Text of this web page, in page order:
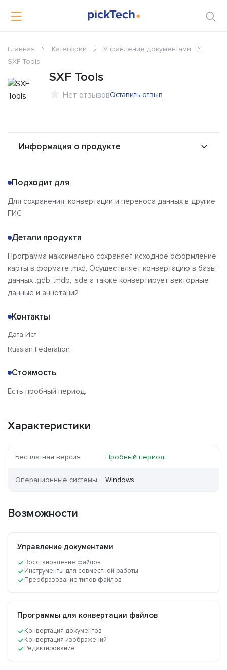
Главная Категории
Управление документами
SXF Tools
SXF Tools
Нет отзывовОставить отзыв
Информация о продукте
Стоимость
Сравнения
Отзывы
Подходит для
Для сохранения, конвертации и переноса данных в другие
ГИС
Детали продукта
Программа максимально сохраняет исходное оформление
карты в формате .mxd, Осуществляет конвертацию в базы
данных .gdb, .mdb, .sde а также конвертирует векторные
данные и аннотаций
Контакты
Дата Ист
Russian Federation
Стоимость
Есть пробный период.
Характеристики
Бесплатная версия Пробный период
Операционные системы Windows
Возможности
Управление документами
Восстановление файлов
Инструменты для совместной работы
Преобразование типов файлов
Программы для конвертации файлов
Конвертация документов
Конвертация изображений
Редактирование